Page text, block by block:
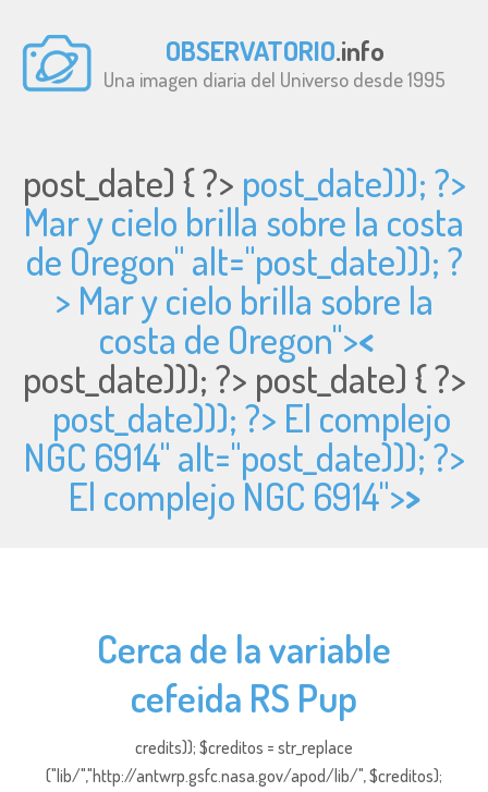
OBSERVATORIO.info
Una imagen diaria del Universo desde 1995
post_date) { ?> post_date))); ?>
Mar y cielo brilla sobre la costa
de Oregon" alt="post_date))); ?
> Mar y cielo brilla sobre la
costa de Oregon"><
post_date))); ?> post_date) { ?>
post_date))); ?> El complejo
NGC 6914" alt="post_date))); ?>
El complejo NGC 6914">>
Cerca de la variable
cefeida RS Pup
credits)); $creditos = str_replace
("lib/","http://antwrp.gsfc.nasa.gov/apod/lib/", $creditos);